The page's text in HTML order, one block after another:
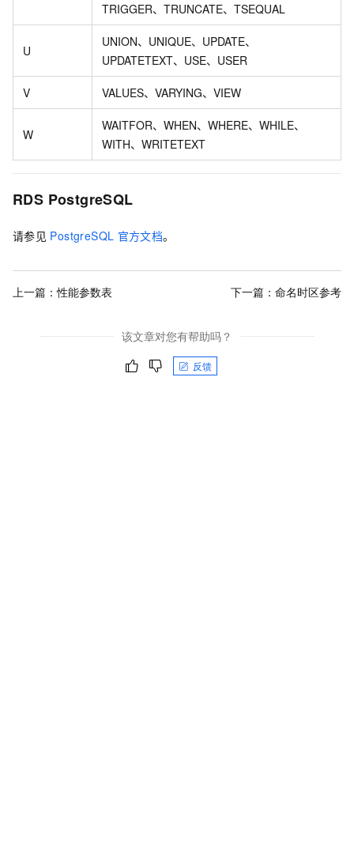
TRIGGER、TRUNCATE、TSEQUAL
U
UNION、UNIQUE、UPDATE、
UPDATETEXT、USE、USER
V VALUES、VARYING、VIEW
W
WAITFOR、WHEN、WHERE、WHILE、
WITH、WRITETEXT
RDS PostgreSQL
请参见 PostgreSQL 官方文档。
上一篇：性能参数表 下一篇： 命名时区参考
该文章对您有帮助吗？
反馈